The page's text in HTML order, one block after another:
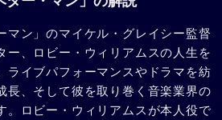
マン」のマイケル・グレイシー監督
ー、ロビー・ウィリアムスの人生を
ライブパフォーマンスやドラマを紡
長、そして彼を取り巻く音楽業界の
。ロビー・ウィリアムスが本人役で